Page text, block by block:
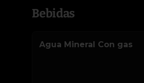
Bebidas
Agua Mineral Con gas